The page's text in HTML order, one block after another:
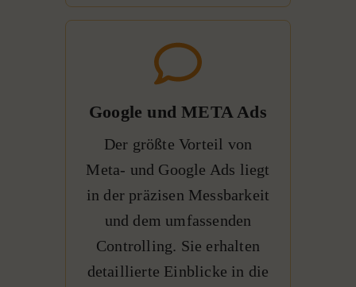
Google und META Ads
Der größte Vorteil von
Meta- und Google Ads liegt
in der präzisen Messbarkeit
und dem umfassenden
Controlling. Sie erhalten
detaillierte Einblicke in die